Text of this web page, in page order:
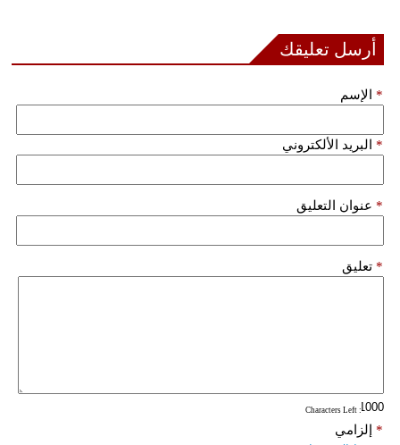
أرسل تعليقك
الإسم *
البريد الألكتروني *
عنوان التعليق *
تعليق *
: Characters Left
إلزامي *